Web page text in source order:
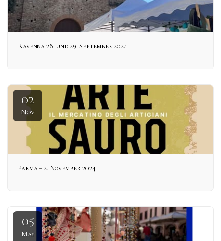
Ravenna 28. und 29. September 2024
02
Nov
Parma – 2. November 2024
05
May